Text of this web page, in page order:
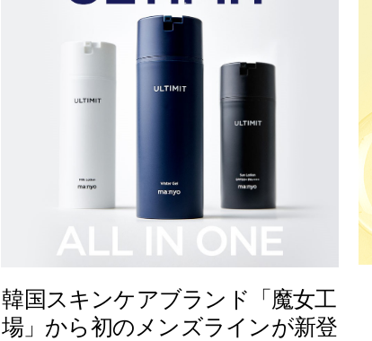
韓国スキンケアブランド「魔⼥⼯
場」から初のメンズラインが新登